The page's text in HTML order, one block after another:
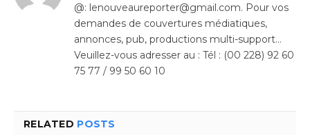
@: lenouveaureporter@gmail.com. Pour vos
demandes de couvertures médiatiques,
annonces, pub, productions multi-support…
Veuillez-vous adresser au : Tél : (00 228) 92 60
75 77 / 99 50 60 10
RELATED POSTS